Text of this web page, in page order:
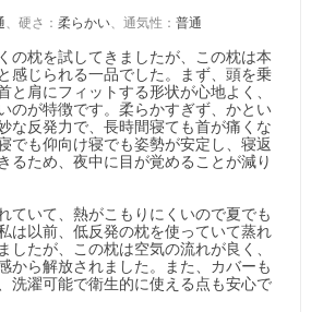
、 硬さ ： 柔らかい、 通気性 ： 普通
の枕を試してきましたが、この枕は本
感じられる一品でした。まず、頭を乗
と肩にフィットする形状が心地よく、
のが特徴です。柔らかすぎず、かとい
な反発力で、長時間寝ても首が痛くな
でも仰向け寝でも姿勢が安定し、寝返
るため、夜中に目が覚めることが減り
ていて、熱がこもりにくいので夏でも
は以前、低反発の枕を使っていて蒸れ
したが、この枕は空気の流れが良く、
から解放されました。また、カバーも
洗濯可能で衛生的に使える点も安心で